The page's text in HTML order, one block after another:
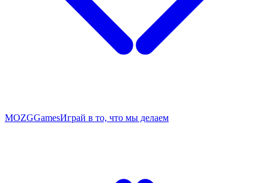
MOZGGamesИграй в то, что мы делаем